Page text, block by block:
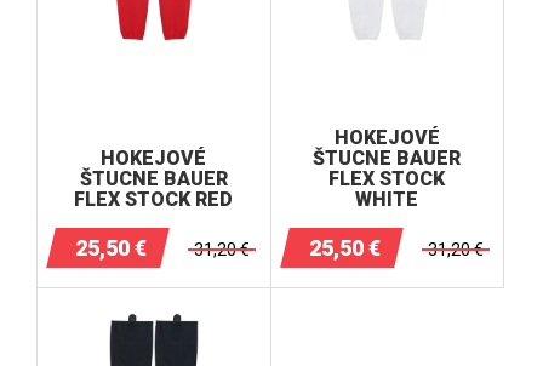
HOKEJOVÉ
ŠTUCNE BAUER
FLEX STOCK RED
25,50€ 31,20€
HOKEJOVÉ
ŠTUCNE BAUER
FLEX STOCK
WHITE
25,50€ 31,20€